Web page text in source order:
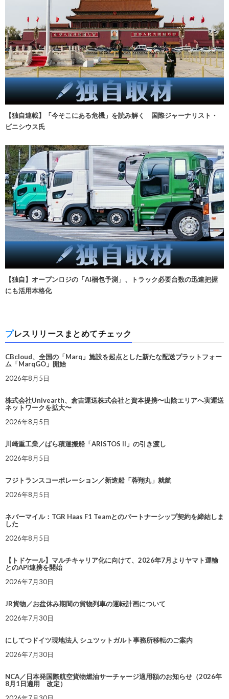
【独自連載】「今そこにある危機」を読み解く 国際ジャーナリスト・
ビニシウス氏
【独自】オープンロジの「AI梱包予測」、トラック必要台数の迅速把握
にも活用本格化
プレスリリースまとめてチェック
CBcloud、全国の「Marq」施設を起点とした新たな配送プラットフォー
ム「MarqGO」開始
2026年8月5日
株式会社Univearth、倉吉運送株式会社と資本提携〜山陰エリアへ実運送
ネットワークを拡大〜
2026年8月5日
川崎重工業／ばら積運搬船「ARISTOS II」の引き渡し
2026年8月5日
フジトランスコーポレーション／新造船「蓉翔丸」就航
2026年8月5日
ネバーマイル：TGR Haas F1 Teamとのパートナーシップ契約を締結しま
した
2026年8月5日
【トドケール】マルチキャリア化に向けて、2026年7月よりヤマト運輸
とのAPI連携を開始
2026年7月30日
JR貨物／お盆休み期間の貨物列車の運転計画について
2026年7月30日
にしてつドイツ現地法人 シュツットガルト事務所移転のご案内
2026年7月30日
NCA／日本発国際航空貨物燃油サーチャージ適用額のお知らせ（2026年
8月1日適用 改定）